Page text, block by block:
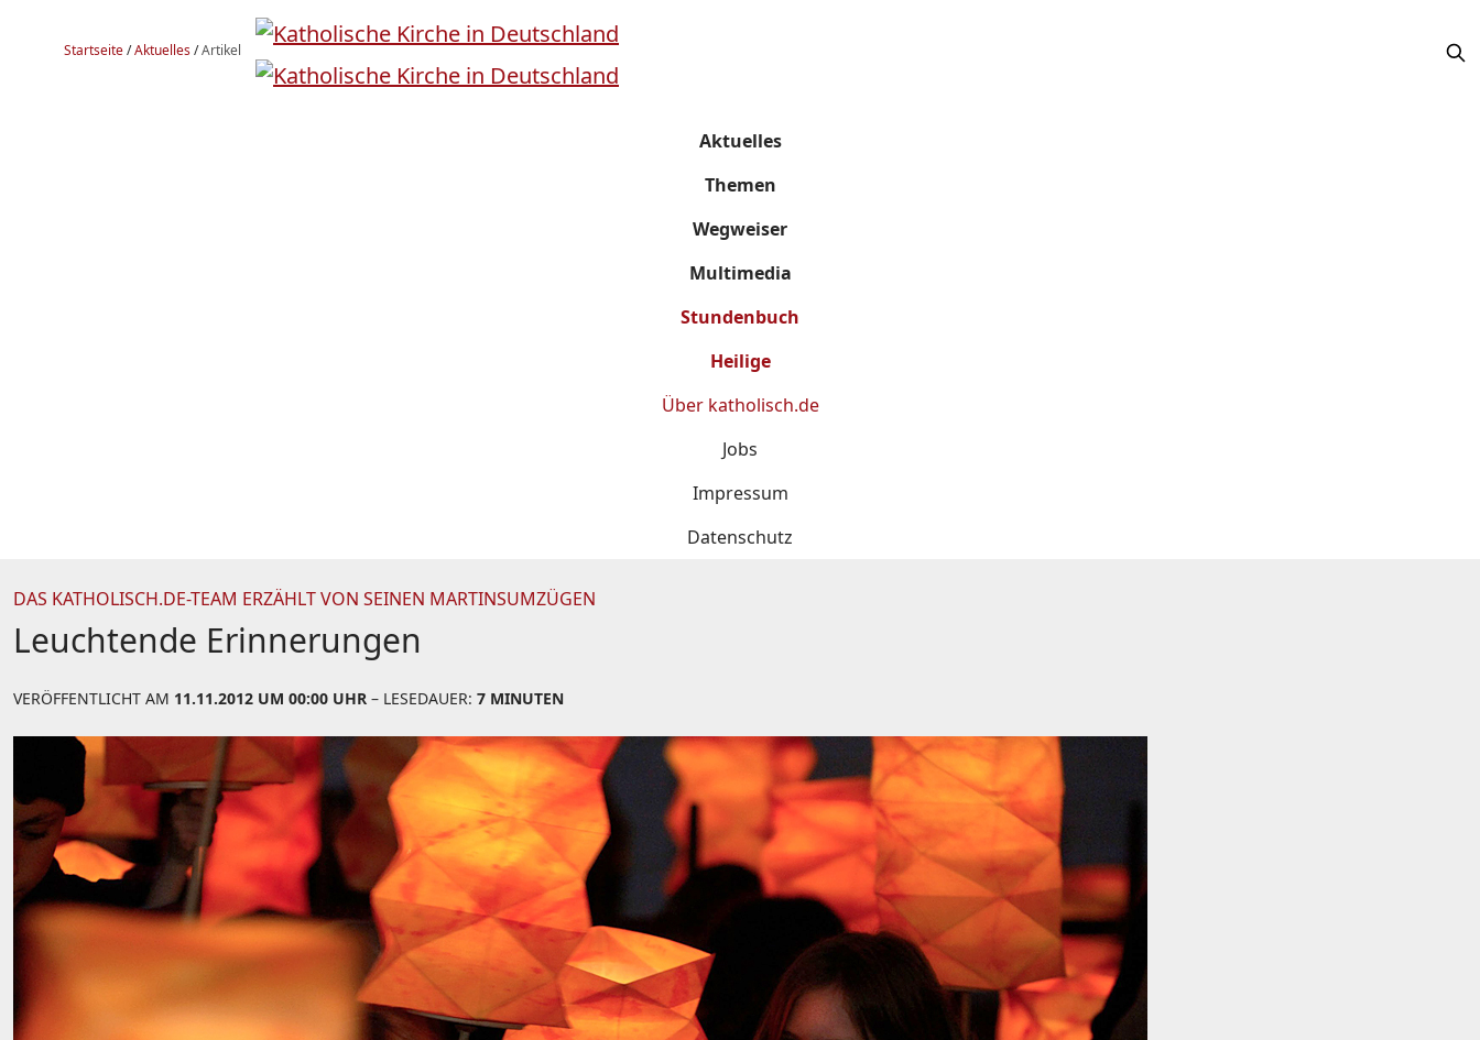
Startseite/Aktuelles/Artikel
Aktuelles
Themen
Wegweiser
Multimedia
Stundenbuch
Heilige
Über katholisch.de
Jobs
Impressum
Datenschutz
DAS KATHOLISCH.DE-TEAM ERZÄHLT VON SEINEN MARTINSUMZÜGEN
Leuchtende Erinnerungen
VERÖFFENTLICHT AM 11.11.2012 UM 00:00 UHR – LESEDAUER: 7 MINUTEN